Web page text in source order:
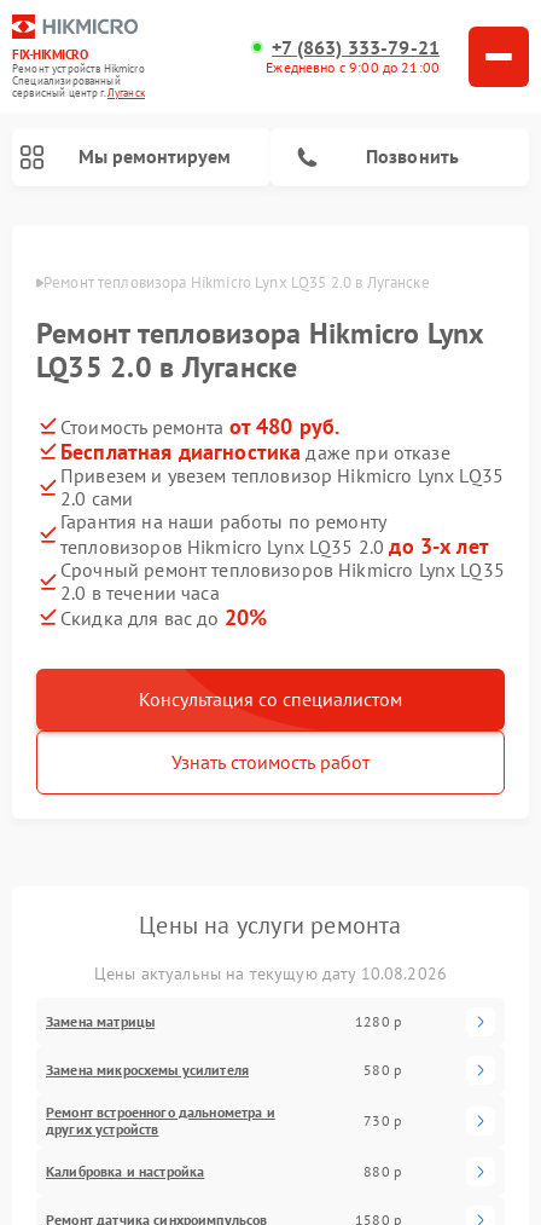
FIX-HIKMICRO
Ремонт устройств Hikmicro
Специализированный
cервисный центр г.Луганск
+7 (863) 333-79-21
Ежедневно с 9:00 до 21:00
Мы ремонтируем Позвонить
Ремонт тепловизора Hikmicro Lynx LQ35 2.0 в Луганске
Ремонт тепловизора Hikmicro Lynx
LQ35 2.0 в Луганске
Стоимость ремонта от 480 руб.
Бесплатная диагностика даже при отказе
Привезем и увезем тепловизор Hikmicro Lynx LQ35
2.0 сами
Гарантия на наши работы по ремонту
тепловизоров Hikmicro Lynx LQ35 2.0до 3-х лет
Срочный ремонт тепловизоров Hikmicro Lynx LQ35
2.0 в течении часа
Скидка для вас до 20%
Консультация со специалистом
Узнать стоимость работ
Цены на услуги ремонта
Цены актуальны на текущую дату 10.08.2026
Замена матрицы 1280 р
Замена микросхемы усилителя 580 р
Ремонт встроенного дальнометра и
других устройств
730 р
Калибровка и настройка 880 р
Ремонт датчика синхроимпульсов 1580 р